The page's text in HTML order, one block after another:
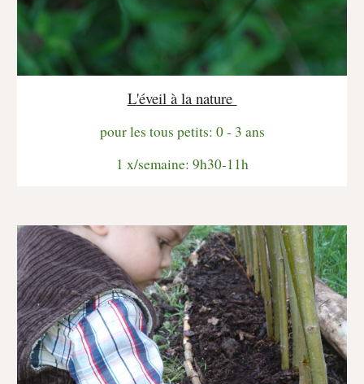
L'éveil à la nature
pour les tous petits: 0 - 3 ans
1 x/semaine: 9h30-11h